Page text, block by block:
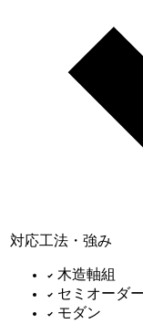
対応工法・強み
木造軸組
セミオーダー
モダン